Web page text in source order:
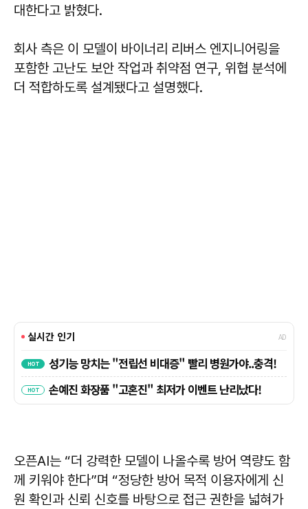
대한다고 밝혔다.
회사 측은 이 모델이 바이너리 리버스 엔지니어링을
포함한 고난도 보안 작업과 취약점 연구, 위협 분석에
더 적합하도록 설계됐다고 설명했다.
오픈AI는 “더 강력한 모델이 나올수록 방어 역량도 함
께 키워야 한다”며 “정당한 방어 목적 이용자에게 신
원 확인과 신뢰 신호를 바탕으로 접근 권한을 넓혀가